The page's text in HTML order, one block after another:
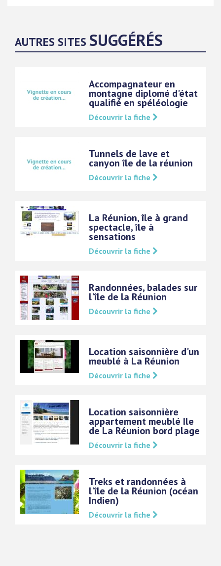
AUTRES SITES SUGGÉRÉS
Accompagnateur en
montagne diplomé d'état
qualifié en spéléologie
Découvrir la fiche
Tunnels de lave et
canyon île de la réunion
Découvrir la fiche
La Réunion, île à grand
spectacle, île à
sensations
Découvrir la fiche
Randonnées, balades sur
l'île de la Réunion
Découvrir la fiche
Location saisonnière d'un
meublé à La Réunion
Découvrir la fiche
Location saisonnière
appartement meublé Ile
de La Réunion bord plage
Découvrir la fiche
Treks et randonnées à
l'île de la Réunion (océan
Indien)
Découvrir la fiche